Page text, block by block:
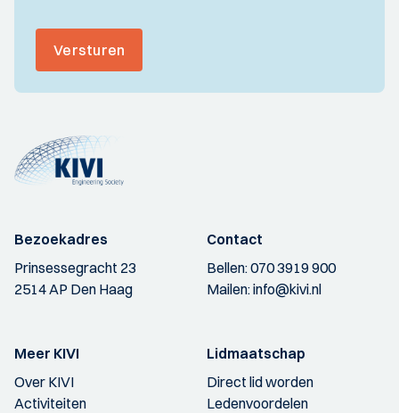
Versturen
Bezoekadres
Prinsessegracht 23
2514 AP Den Haag
Contact
Bellen:070 3919 900
Mailen:info@kivi.nl
Meer KIVI
Over KIVI
Activiteiten
Lidmaatschap
Direct lid worden
Ledenvoordelen